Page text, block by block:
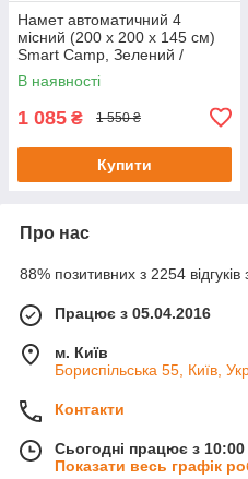
Намет автоматичний 4
місний (200 х 200 х 145 см)
Smart Camp, Зелений /
Туристичний намет для
відпочинку
В наявності
1 085 ₴ 1 550 ₴
Купити
Про нас
88% позитивних з 2254 відгуків
Працює з 05.04.2016
м. Київ
Бориспільська 55, Київ,
Контакти
Сьогодні працює з
Показати весь графік